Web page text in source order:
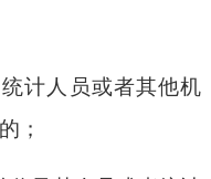
计人员或者其他机
；